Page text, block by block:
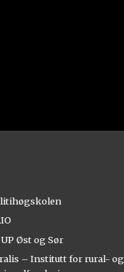
Øst og Sør
– Institutt for rural- og